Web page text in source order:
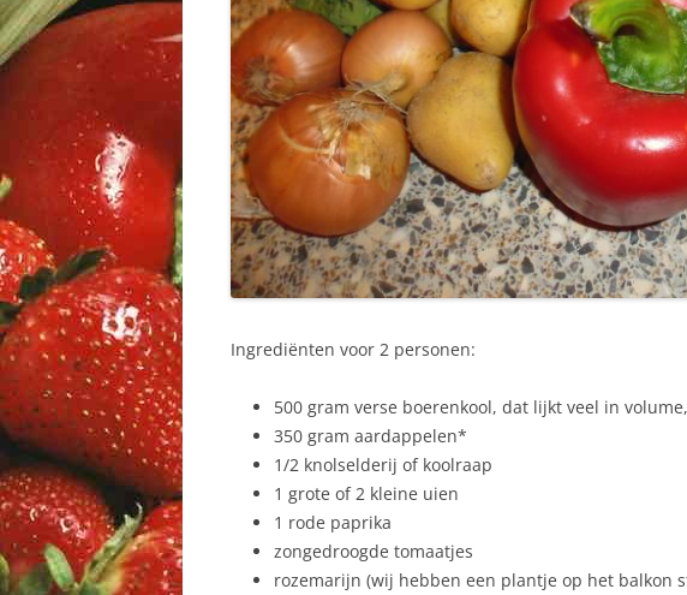
Ingrediënten voor 2 personen:
500 gram verse boerenkool, dat lijkt veel in
350 gram aardappelen*
1/2 knolselderij of koolraap
1 grote of 2 kleine uien
1 rode paprika
zongedroogde tomaatjes
rozemarijn (wij hebben een plantje op het balkon